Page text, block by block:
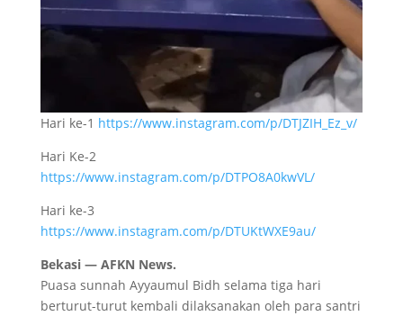
Hari ke-1 https://www.instagram.com/p/DTJZIH_Ez_v/
Hari Ke-2
https://www.instagram.com/p/DTPO8A0kwVL/
Hari ke-3
https://www.instagram.com/p/DTUKtWXE9au/
Bekasi — AFKN News.
Puasa sunnah Ayyaumul Bidh selama tiga hari
berturut-turut kembali dilaksanakan oleh para santri